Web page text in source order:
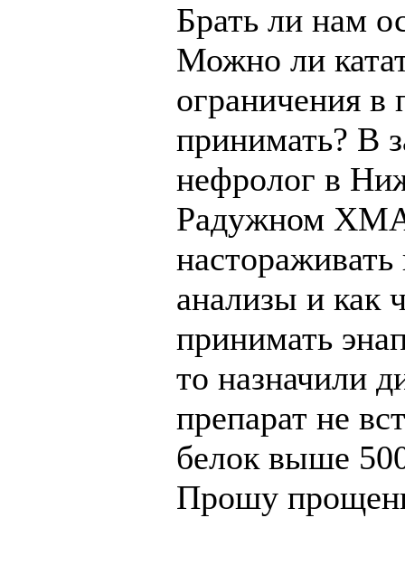
Брать ли нам
Можно ли
ограничения в
принимать? В
нефролог в
Радужном
анализы и как
принимать
то назначили
препарат не
белок выше
Прошу